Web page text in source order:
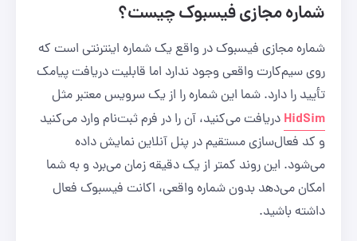
شماره مجازی فیسبوک چیست؟
شماره مجازی فیسبوک در واقع یک شماره اینترنتی است که
روی سیم‌کارت واقعی وجود ندارد اما قابلیت دریافت پیامک
تأیید را دارد. شما این شماره را از یک سرویس معتبر مثل
HidSim دریافت می‌کنید، آن را در فرم ثبت‌نام وارد می‌کنید
و کد فعال‌سازی مستقیم در پنل آنلاین نمایش داده
می‌شود. این روند کمتر از یک دقیقه زمان می‌برد و به شما
امکان می‌دهد بدون شماره واقعی، اکانت فیسبوک فعال
داشته باشید.